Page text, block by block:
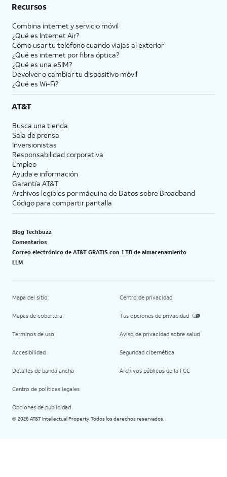
Recursos
Combina internet y servicio móvil
¿Qué es Internet Air?
Cómo usar tu teléfono cuando viajas al exterior
¿Qué es internet por fibra óptica?
¿Qué es una eSIM?
Devolver o cambiar tu dispositivo móvil
¿Qué es Wi-Fi?
AT&T
Busca una tienda
Sala de prensa
Inversionistas
Responsabilidad corporativa
Empleo
Ayuda e información
Garantía AT&T
Archivos legibles por máquina de Datos sobre Broadband
Código para compartir pantalla
Blog Techbuzz
Comentarios
Correo electrónico de AT&T GRATIS con 1 TB de almacenamiento
LLM
Mapa del sitio
Mapas de cobertura
Términos de uso
Accesibilidad
Detalles de banda ancha
Centro de políticas legales
Opciones de publicidad
Centro de privacidad
Tus opciones de privacidad
Aviso de privacidad sobre salud
Seguridad cibernética
Archivos públicos de la FCC
© 2026 AT&T Intellectual Property. Todos los derechos reservados.